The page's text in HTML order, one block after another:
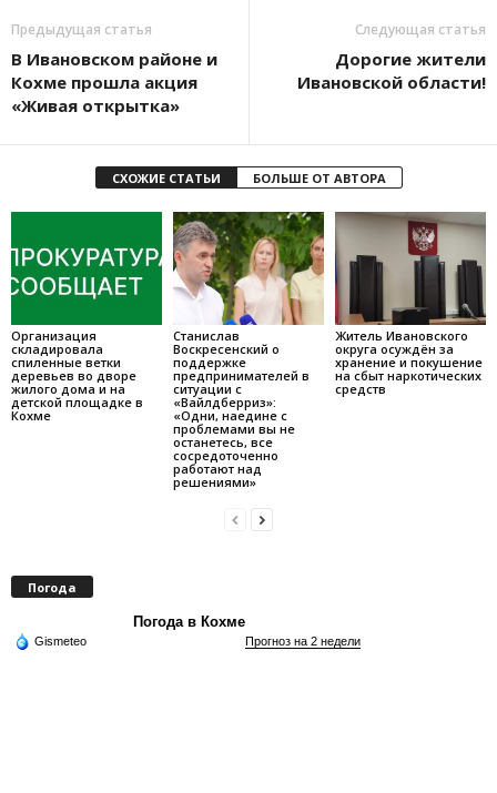
Предыдущая статья
В Ивановском районе и
Кохме прошла акция
«Живая открытка»
Следующая статья
Дорогие жители
Ивановской области!
СХОЖИЕ СТАТЬИ БОЛЬШЕ ОТ АВТОРА
Организация
складировала
спиленные ветки
деревьев во дворе
жилого дома и на
детской площадке в
Кохме
Станислав
Воскресенский о
поддержке
предпринимателей в
ситуации с
«Вайлдберриз»:
«Одни, наедине с
проблемами вы не
останетесь, все
сосредоточенно
работают над
решениями»
Житель Ивановского
округа осуждён за
хранение и покушение
на сбыт наркотических
средств
Погода
Погода в Кохме
Gismeteo Прогноз на 2 недели